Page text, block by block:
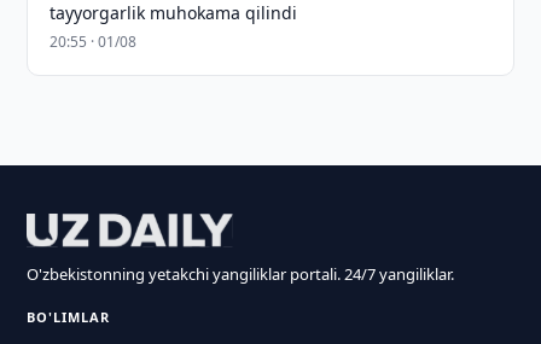
tayyorgarlik muhokama qilindi
20:55 · 01/08
O'zbekistonning yetakchi yangiliklar portali. 24/7 yangiliklar.
BO'LIMLAR